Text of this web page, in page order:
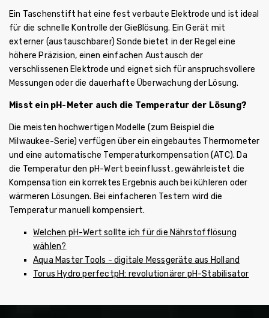
Ein Taschenstift hat eine fest verbaute Elektrode und ist ideal
für die schnelle Kontrolle der Gießlösung. Ein Gerät mit
externer (austauschbarer) Sonde bietet in der Regel eine
höhere Präzision, einen einfachen Austausch der
verschlissenen Elektrode und eignet sich für anspruchsvollere
Messungen oder die dauerhafte Überwachung der Lösung.
Misst ein pH-Meter auch die Temperatur der Lösung?
Die meisten hochwertigen Modelle (zum Beispiel die
Milwaukee-Serie) verfügen über ein eingebautes Thermometer
und eine automatische Temperaturkompensation (ATC). Da
die Temperatur den pH-Wert beeinflusst, gewährleistet die
Kompensation ein korrektes Ergebnis auch bei kühleren oder
wärmeren Lösungen. Bei einfacheren Testern wird die
Temperatur manuell kompensiert.
Welchen pH-Wert sollte ich für die Nährstofflösung
wählen?
Aqua Master Tools - digitale Messgeräte aus Holland
Torus Hydro perfectpH: revolutionärer pH-Stabilisator